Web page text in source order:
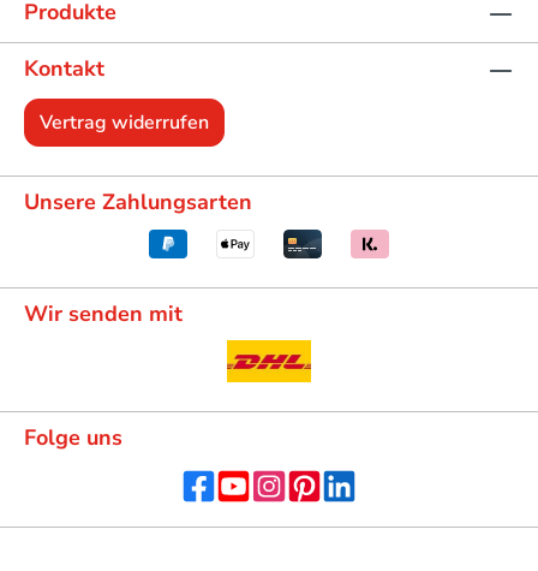
Produkte
Kontakt
Vertrag widerrufen
Unsere Zahlungsarten
Wir senden mit
Folge uns